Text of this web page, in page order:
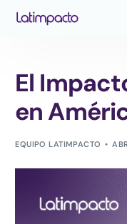
El
en
EQUIPO LATIMPACTO